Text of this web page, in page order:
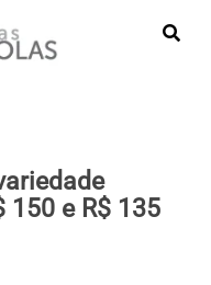
150 e R$ 135